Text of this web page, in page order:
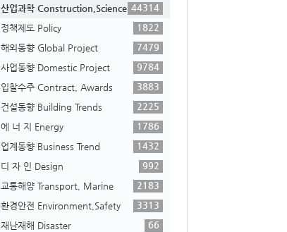
산업과학 Construction,Science 44314
정책제도 Policy
1822
해외동향 Global Project
7479
사업동향 Domestic Project
9784
입찰수주 Contract, Awards
3883
건설동향 Building Trends
2225
에 너 지 Energy
1786
업계동향 Business Trend
1432
디 자 인 Design
992
교통해양 Transport, Marine
2183
환경안전 Environment,Safety
3313
재난재해 Disaster
66